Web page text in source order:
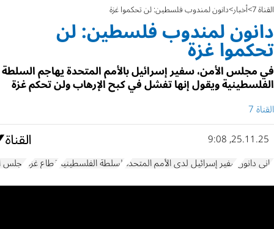
القناة 7 أخبار دانون لمندوب فلسطين: لن تحكموا غزة
دانون لمندوب فلسطين: لن
تحكموا غزة
في مجلس الأمن، سفير إسرائيل بالأمم المتحدة يهاجم السلطة
الفلسطينية ويقول إنها تفشل في كبح الإرهاب ولن تحكم غزة
القناة 7
25.11.25, 9:08
داني دانون سفير إسرائيل لدى الأمم المتحدة السلطة الفلسطينيةقطاع غزة مجلس